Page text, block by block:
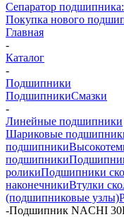
Сепаратор
Покупка нового
Главная
-
Каталог
-
Подшипники
ПодшипникиСмазки
-
Линейные подшипники
Шариковые
подшипники
подшипники
роликиПодшипники
наконечникиВтулки
(подшипниковые узлы)
-Подшипник NACHI